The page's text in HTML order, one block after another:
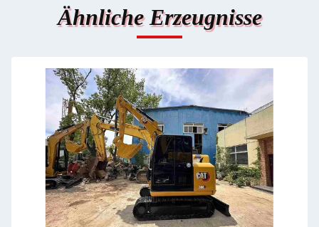
Ähnliche Erzeugnisse